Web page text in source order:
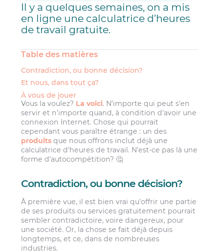
Il y a quelques semaines, on a mis
en ligne une calculatrice d’heures
de travail gratuite.
Table des matières
Contradiction, ou bonne décision?
Et nous, dans tout ça?
À vous de jouer
Vous la voulez? La voici. N’importe qui peut s’en
servir et n’importe quand, à condition d’avoir une
connexion Internet. Chose qui pourrait
cependant vous paraître étrange : un des
produits que nous offrons inclut déjà une
calculatrice d’heures de travail. N’est-ce pas là une
forme d’autocompétition? 🤔
Contradiction, ou bonne décision?
À première vue, il est bien vrai qu’offrir une partie
de ses produits ou services gratuitement pourrait
sembler contradictoire, voire dangereux, pour
une société. Or, la chose se fait déjà depuis
longtemps, et ce, dans de nombreuses
industries.